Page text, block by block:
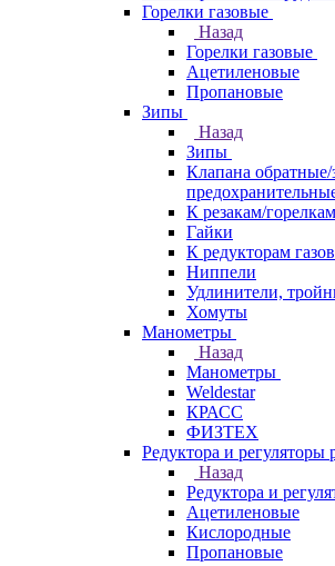
Горелки газовые
Назад
Горелки газовые
Ацетиленовые
Пропановые
Зипы
Назад
Зипы
Клапана обратные/
К резакам/горелкам
Гайки
К редукторам
Ниппели
Удлинители,
Хомуты
Манометры
Назад
Манометры
Weldestar
КРАСС
ФИЗТЕХ
Редуктора и регуляторы
Назад
Редуктора и
Ацетиленовые
Кислородные
Пропановые